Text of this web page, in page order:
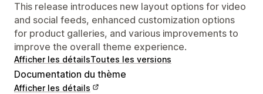
This release introduces new layout options for video
and social feeds, enhanced customization options
for product galleries, and various improvements to
improve the overall theme experience.
Afficher les détailsToutes les versions
Documentation du thème
Afficher les détails